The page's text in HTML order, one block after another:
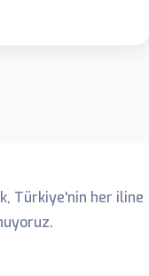
Türkiye'nin her iline